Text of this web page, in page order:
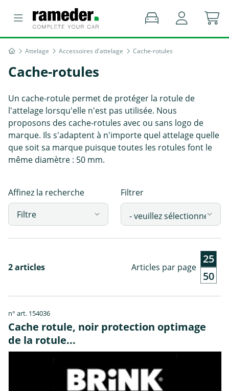
Attelage Accessoires d'attelage Cache-rotules
Cache-rotules
Un cache-rotule permet de protéger la rotule de
l'attelage lorsqu'elle n'est pas utilisée. Nous
proposons des cache-rotules avec ou sans logo de
marque. Ils s'adaptent à n'importe quel attelage quelle
que soit sa marque puisque toutes les rotules font le
même diamètre : 50 mm.
Affinez la recherche
Filtre
Filtrer
2 articles Articles par page
25
50
n° art. 154036
Cache rotule, noir protection optimage
de la rotule...